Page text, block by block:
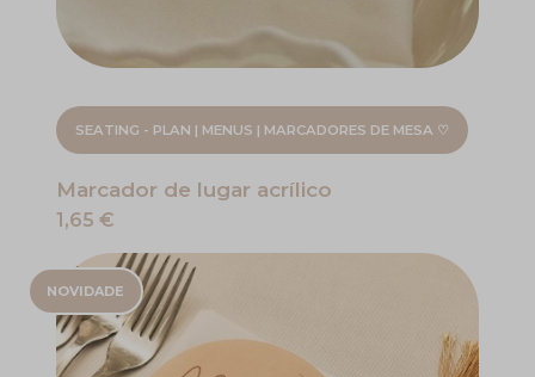
SEATING - PLAN | MENUS | MARCADORES DE MESA ♡
Marcador de lugar acrílico
1,65 €
NOVIDADE